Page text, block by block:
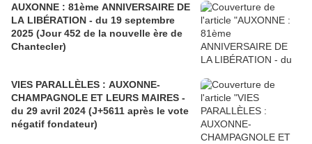
AUXONNE : 81ème ANNIVERSAIRE DE
LA LIBÉRATION - du 19 septembre
2025 (Jour 452 de la nouvelle ère de
Chantecler)
VIES PARALLÈLES : AUXONNE-
CHAMPAGNOLE ET LEURS MAIRES -
du 29 avril 2024 (J+5611 après le vote
négatif fondateur)